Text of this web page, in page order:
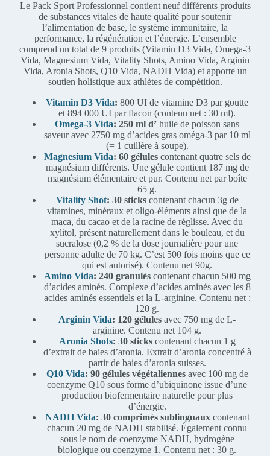
Le Pack Sport Professionnel contient neuf différents produits
de substances vitales de haute qualité pour soutenir
l’alimentation de base, le système immunitaire, la
performance, la régénération et l’énergie. L’ensemble
comprend un total de 9 produits (Vitamin D3 Vida, Omega-3
Vida, Magnesium Vida, Vitality Shots, Amino Vida, Arginin
Vida, Aronia Shots, Q10 Vida, NADH Vida) et apporte un
soutien holistique aux athlètes de compétition.
Vitamin D3 Vida: 800 UI de vitamine D3 par goutte
et 894 000 UI par flacon (contenu net : 30 ml).
Omega-3 Vida: 250 ml d’ huile de poisson sans
saveur avec 2750 mg d’acides gras oméga-3 par 10 ml
(= 1 cuillère à soupe).
Magnesium Vida: 60 gélulescontenant quatre sels de
magnésium différents. Une gélule contient 187 mg de
magnésium élémentaire et pur. Contenu net par boîte
65 g.
Vitality Shot: 30 sticks contenant chacun 3g de
vitamines, minéraux et oligo-éléments ainsi que de la
maca, du cacao et de la racine de réglisse. Avec du
xylitol, présent naturellement dans le bouleau, et du
sucralose (0,2 % de la dose journalière pour une
personne adulte de 70 kg. C’est 500 fois moins que ce
qui est autorisé). Contenu net 90g.
Amino Vida: 240 granuléscontenant chacun 500 mg
d’acides aminés. Complexe d’acides aminés avec les 8
acides aminés essentiels et la L-arginine. Contenu net :
120 g.
Arginin Vida: 120 gélules avec 750 mg de L-
arginine. Contenu net 104 g.
Aronia Shots: 30 stickscontenant chacun 1 g
d’extrait de baies d’aronia. Extrait d’aronia concentré à
partir de baies d’aronia suisses.
Q10 Vida: 90 gélules végétaliennesavec 100 mg de
coenzyme Q10 sous forme d’ubiquinone issue d’une
production biofermentaire naturelle pour plus
d’énergie.
NADH Vida: 30 comprimés sublinguauxcontenant
chacun 20 mg de NADH stabilisé. Également connu
sous le nom de coenzyme NADH, hydrogène
biologique ou coenzyme 1. Contenu net : 30 g.